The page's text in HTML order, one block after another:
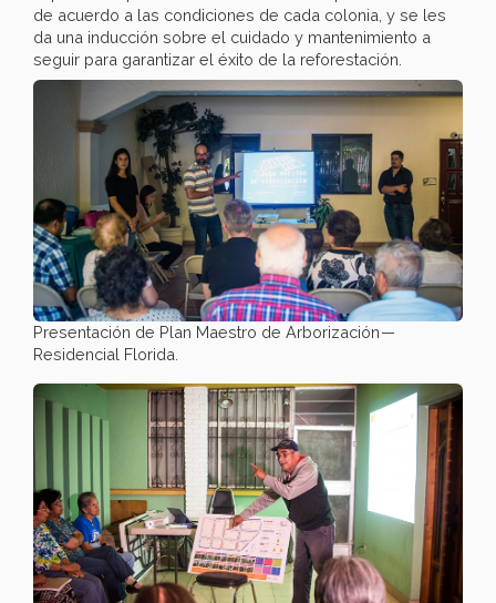
de acuerdo a las condiciones de cada colonia, y se les
da una inducción sobre el cuidado y mantenimiento a
seguir para garantizar el éxito de la reforestación.
Presentación de Plan Maestro de Arborización —
Residencial Florida.